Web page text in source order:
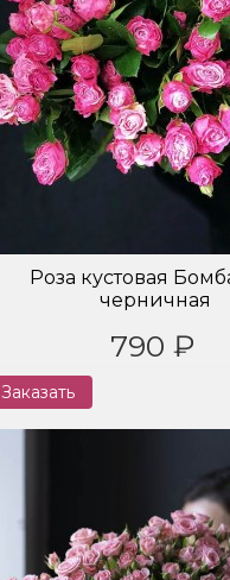
Роза кустовая
черничная
790 ₽
Заказать